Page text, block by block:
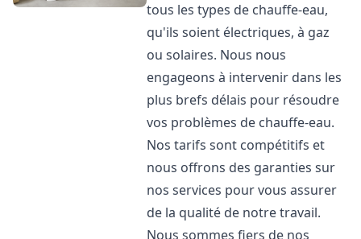
tous les types de chauffe-eau,
qu'ils soient électriques, à gaz
ou solaires. Nous nous
engageons à intervenir dans les
plus brefs délais pour résoudre
vos problèmes de chauffe-eau.
Nos tarifs sont compétitifs et
nous offrons des garanties sur
nos services pour vous assurer
de la qualité de notre travail.
Nous sommes fiers de nos